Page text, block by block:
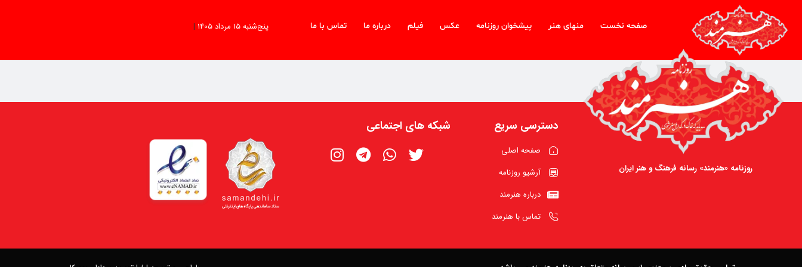
صفحه نخست منهای هنر پیشخوان روزنامه عکس فیلم درباره ما تماس با ما پنج‌شنبه 15 مرداد 1405 |
روزنامه «هنرمند» رسانه فرهنگ و هنر ایران
دسترسی سریع
صفحه اصلی
آرشیو روزنامه
درباره هنرمند
تماس با هنرمند
شبکه های اجتماعی